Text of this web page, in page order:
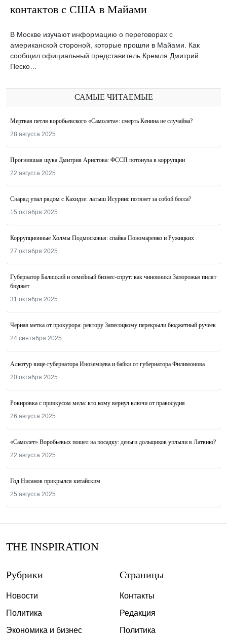
контактов с США в Майами
В Москве изучают информацию о переговорах с
американской стороной, которые прошли в Майами. Как
сообщил официальный представитель Кремля Дмитрий
Песко…
САМЫЕ ЧИТАЕМЫЕ
Мертвая петля воробьевского «Самолета»: смерть Кенина не случайна?
28 августа 2025
Прогнившая щука Дмитрия Аристова: ФССП потонула в коррупции
22 августа 2025
Снаряд упал рядом с Кахидзе: латыш Исуринс потянет за собой босса?
15 октября 2025
Коррупционные Холмы Подмосковья: спайка Пономаренко и Ружицких
27 октября 2025
Губернатор Балицкий и семейный бизнес-спрут: как чиновники Запорожья пилят
бюджет
31 октября 2025
Черная метка от прокурора: ректору Запесоцкому перекрыли бюджетный ручеек
24 сентября 2025
Алкотур вице-губернатора Иноземцева и байки от губернатора Филимонова
20 октября 2025
Рокировка с привкусом мела: кто кому вернул ключи от правосудия
26 августа 2025
«Самолет» Воробьевых пошел на посадку: деньги дольщиков уплыли в Латвию?
22 августа 2025
Год Нисанов прикрылся китайским
25 августа 2025
THE INSPIRATION
Рубрики
Новости
Политика
Экономика и бизнес
Страницы
Контакты
Редакция
Политика